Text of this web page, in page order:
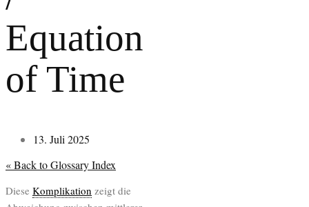
Equation
of Time
13. Juli 2025
« Back to Glossary Index
Diese Komplikation zeigt die